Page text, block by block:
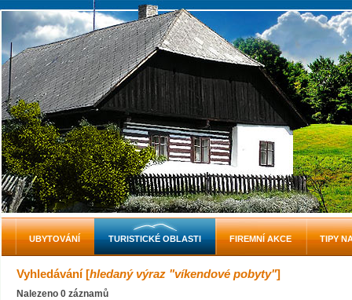
Vyhledávání [hledaný výraz "víkendové pobyty"]
Nalezeno 0 záznamů
UBYTOVÁNÍ TURISTICKÉ OBLASTI FIREMNÍ AKCE TIPY